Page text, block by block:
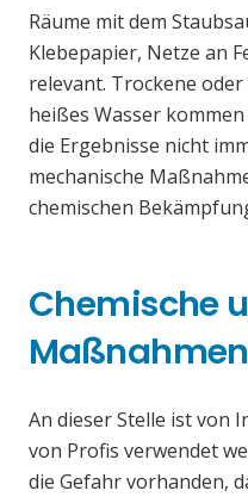
Räume mit dem
Klebepapier, Netze an
relevant. Trockene
heißes Wasser
die Ergebnisse nicht
mechanische
chemischen
Chemische
Maßnahmen
An dieser Stelle ist von
von Profis verwendet
die Gefahr vorhanden,